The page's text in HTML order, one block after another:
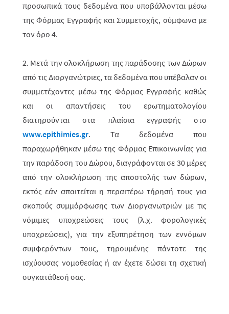
προσωπικά τους δεδομένα που υποβάλλονται μέσω
της Φόρμας Εγγραφής και Συμμετοχής, σύμφωνα με
τον όρο 4.
2. Μετά την ολοκλήρωση της παράδοσης των Δώρων
από τις Διοργανώτριες, τα δεδομένα που υπέβαλαν οι
συμμετέχοντες μέσω της Φόρμας Εγγραφής καθώς
και οι απαντήσεις του ερωτηματολογίου
διατηρούνται στα πλαίσια εγγραφής στο
www.epithimies.gr.
Τα δεδομένα που
παραχωρήθηκαν μέσω της Φόρμας Επικοινωνίας για
την παράδοση του Δώρου, διαγράφονται σε 30 μέρες
από την ολοκλήρωση της αποστολής των δώρων,
εκτός εάν απαιτείται η περαιτέρω τήρησή τους για
σκοπούς συμμόρφωσης των Διοργανωτριών με τις
νόμιμες υποχρεώσεις τους (λ.χ. φορολογικές
υποχρεώσεις), για την εξυπηρέτηση των εννόμων
συμφερόντων τους, τηρουμένης πάντοτε της
ισχύουσας νομοθεσίας ή αν έχετε δώσει τη σχετική
συγκατάθεσή σας.